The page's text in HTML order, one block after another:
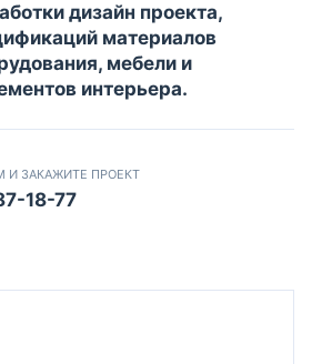
дизайн проекта,
материалов
мебели и
интерьера.
И ЗАКАЖИТЕ ПРОЕКТ
18-77